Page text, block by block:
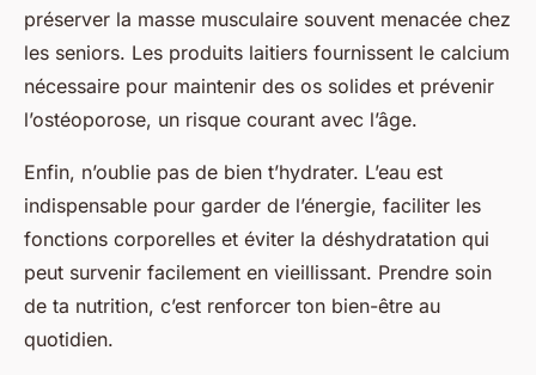
préserver la masse musculaire souvent menacée chez
les seniors. Les produits laitiers fournissent le calcium
nécessaire pour maintenir des os solides et prévenir
l’ostéoporose, un risque courant avec l’âge.
Enfin, n’oublie pas de bien t’hydrater. L’eau est
indispensable pour garder de l’énergie, faciliter les
fonctions corporelles et éviter la déshydratation qui
peut survenir facilement en vieillissant. Prendre soin
de ta nutrition, c’est renforcer ton bien-être au
quotidien.